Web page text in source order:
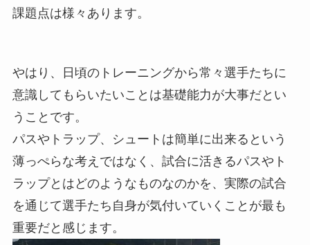
課題点は様々あります。
やはり、日頃のトレーニングから常々選手たちに
意識してもらいたいことは基礎能力が大事だとい
うことです。
パスやトラップ、シュートは簡単に出来るという
薄っぺらな考えではなく、試合に活きるパスやト
ラップとはどのようなものなのかを、実際の試合
を通じて選手たち自身が気付いていくことが最も
重要だと感じます。